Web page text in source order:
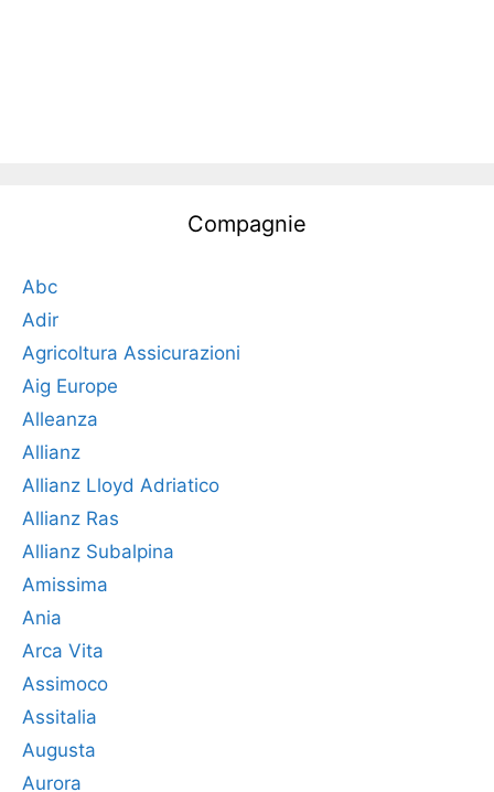
Compagnie
Abc
Adir
Agricoltura Assicurazioni
Aig Europe
Alleanza
Allianz
Allianz Lloyd Adriatico
Allianz Ras
Allianz Subalpina
Amissima
Ania
Arca Vita
Assimoco
Assitalia
Augusta
Aurora